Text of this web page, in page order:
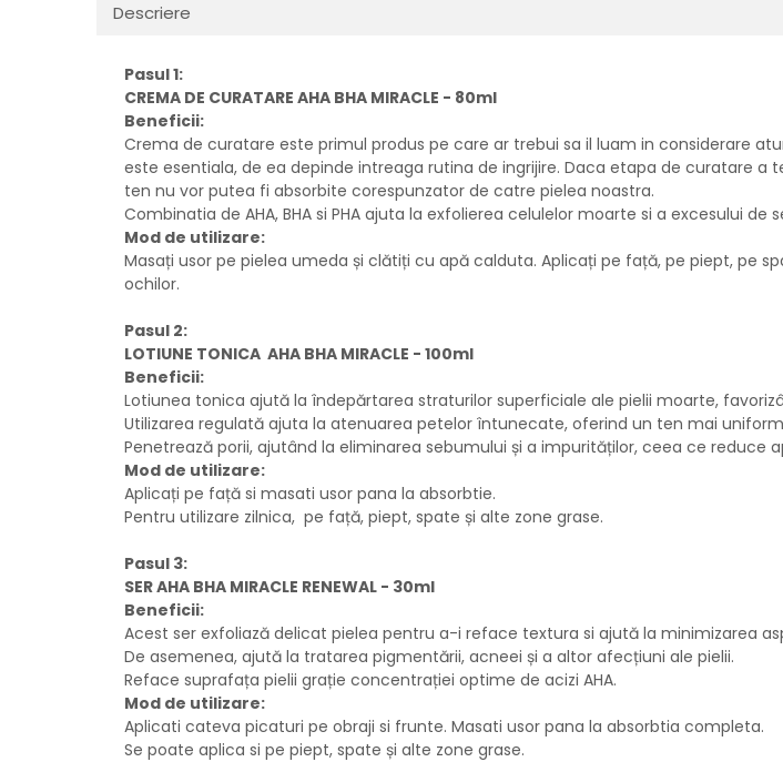
Descriere
Pasul 1:
CREMA DE CURATARE AHA BHA MIRACLE - 80ml
Beneficii:
Crema de curatare este primul produs pe care ar trebui sa il luam in considerare
este esentiala, de ea depinde intreaga rutina de ingrijire. Daca etapa de curatare
ten nu vor putea fi absorbite corespunzator de catre pielea noastra.
Combinatia de AHA, BHA si PHA ajuta la exfolierea celulelor moarte si a excesului de
Mod de utilizare:
Masați usor pe pielea umeda și clătiți cu apă calduta. Aplicați pe față, pe piept, pe
ochilor.
Pasul 2:
LOTIUNE TONICA AHA BHA MIRACLE - 100ml
Beneficii:
Lotiunea tonica ajută la îndepărtarea straturilor superficiale ale pielii moarte,
Utilizarea regulată ajuta la atenuarea petelor întunecate, oferind un ten mai
Penetrează porii, ajutând la eliminarea sebumului și a impurităților, ceea ce reduce
Mod de utilizare:
Aplicați pe față si masati usor pana la absorbtie.
Pentru utilizare zilnica, pe față, piept, spate și alte zone grase.
Pasul 3:
SER AHA BHA MIRACLE RENEWAL - 30ml
Beneficii:
Acest ser exfoliază delicat pielea pentru a-i reface textura si ajută la minimizarea
De asemenea, ajută la tratarea pigmentării, acneei și a altor afecțiuni ale pielii.
Reface suprafața pielii grație concentrației optime de acizi AHA.
Mod de utilizare:
Aplicati cateva picaturi pe obraji si frunte. Masati usor pana la absorbtia completa.
Se poate aplica si pe piept, spate și alte zone grase.